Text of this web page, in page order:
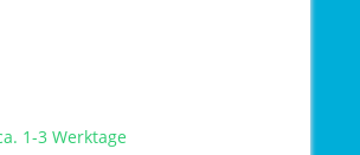
1-3 Werktage